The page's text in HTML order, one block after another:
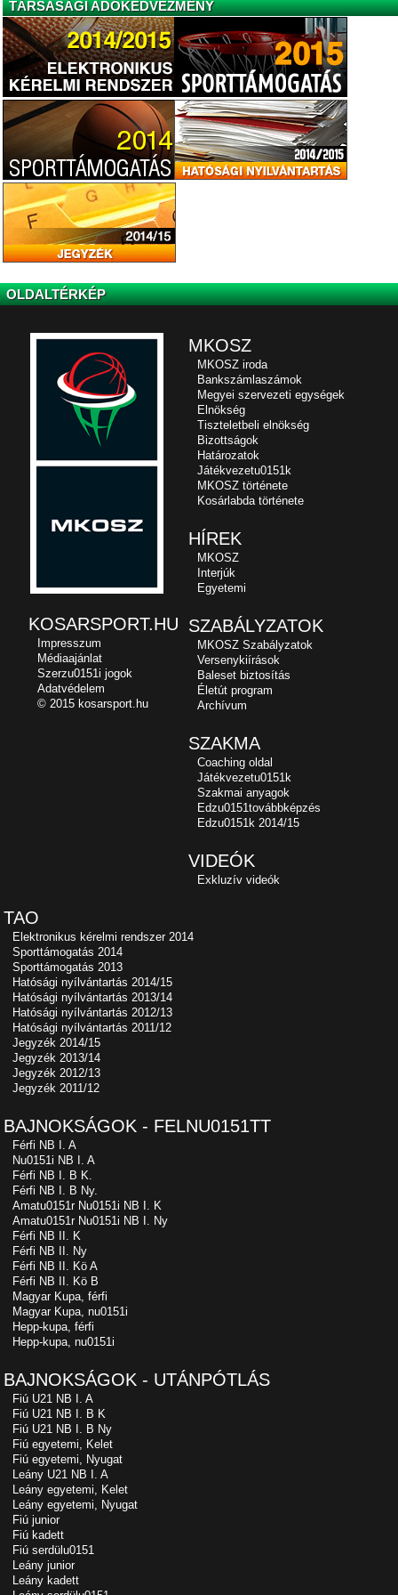
TÁRSASÁGI ADÓKEDVEZMÉNY
OLDALTÉRKÉP
MKOSZ
MKOSZ iroda
Bankszámlaszámok
Megyei szervezeti egységek
Elnökség
Tiszteletbeli elnökség
Bizottságok
Határozatok
Játékvezetu0151k
MKOSZ története
Kosárlabda története
HÍREK
MKOSZ
Interjúk
Egyetemi
SZABÁLYZATOK
MKOSZ Szabályzatok
Versenykiírások
Baleset biztosítás
Életút program
Archívum
SZAKMA
Coaching oldal
Játékvezetu0151k
Szakmai anyagok
Edzu0151továbbképzés
Edzu0151k 2014/15
VIDEÓK
Exkluzív videók
TAO
Elektronikus kérelmi rendszer 2014
Sporttámogatás 2014
Sporttámogatás 2013
Hatósági nyílvántartás 2014/15
Hatósági nyílvántartás 2013/14
Hatósági nyílvántartás 2012/13
Hatósági nyílvántartás 2011/12
Jegyzék 2014/15
Jegyzék 2013/14
Jegyzék 2012/13
Jegyzék 2011/12
BAJNOKSÁGOK - FELNU0151TT
Férfi NB I. A
Nu0151i NB I. A
Férfi NB I. B K.
Férfi NB I. B Ny.
Amatu0151r Nu0151i NB I. K
Amatu0151r Nu0151i NB I. Ny
Férfi NB II. K
Férfi NB II. Ny
Férfi NB II. Kö A
Férfi NB II. Kö B
Magyar Kupa, férfi
Magyar Kupa, nu0151i
Hepp-kupa, férfi
Hepp-kupa, nu0151i
BAJNOKSÁGOK - UTÁNPÓTLÁS
Fiú U21 NB I. A
Fiú U21 NB I. B K
Fiú U21 NB I. B Ny
Fiú egyetemi, Kelet
Fiú egyetemi, Nyugat
Leány U21 NB I. A
Leány egyetemi, Kelet
Leány egyetemi, Nyugat
Fiú junior
Fiú kadett
Fiú serdülu0151
Leány junior
Leány kadett
KOSARSPORT.HU
Impresszum
Médiaajánlat
Szerzu0151i jogok
Adatvédelem
© 2015 kosarsport.hu